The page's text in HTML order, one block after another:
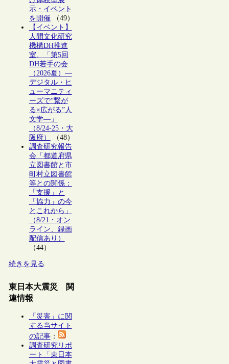
示・イベント
を開催（49）
【イベント】
人間文化研究
機構DH推進
室、「第5回
DH若手の会
（2026夏）―
デジタル・ヒ
ューマニティ
ーズで“繋が
る×広がる”人
文学―」
（8/24-25・大
阪府）
（48）
調査研究報告
会「都道府県
立図書館と市
町村立図書館
等との関係：
「支援」と
「協力」の今
とこれから」
（8/21・オン
ライン、録画
配信あり）
（44）
続きを見る
東日本大震災 関
連情報
「災害」に関
する当サイト
の記事：
調査研究リポ
ート「東日本